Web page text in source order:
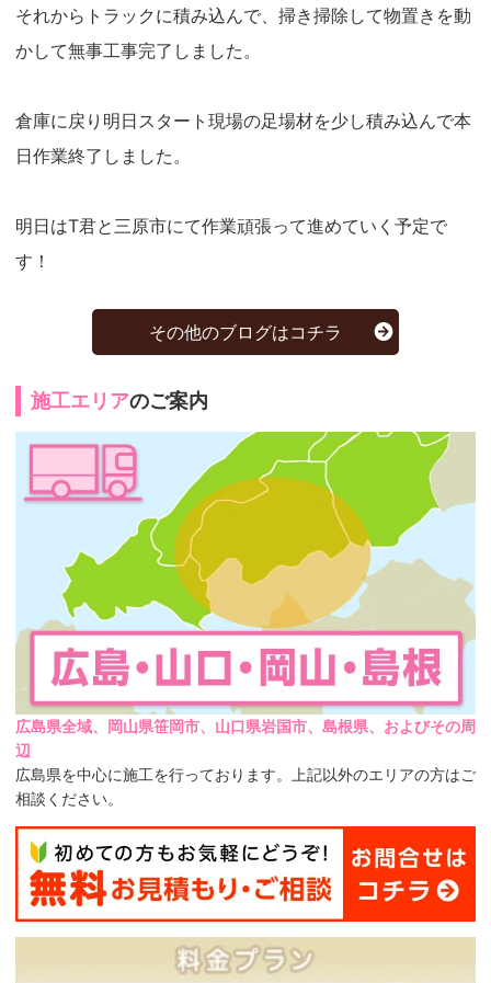
それからトラックに積み込んで、掃き掃除して物置きを動
かして無事工事完了しました。
倉庫に戻り明日スタート現場の足場材を少し積み込んで本
日作業終了しました。
明日はT君と三原市にて作業頑張って進めていく予定で
す！
その他のブログはコチラ
施工エリアのご案内
広島県全域、岡山県笹岡市、山口県岩国市、島根県、およびその周
辺
広島県を中心に施工を行っております。上記以外のエリアの方はご
相談ください。